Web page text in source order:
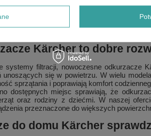
kurz, piasek, sierść czy rozlane ciecze. W
tapicerki, dywanów i wykładzin.
samochodu przy użyciu jednego
wyróżnia się łatwością obsługi,
Kärcher to dobre
systemy filtracji, nowoczesne odkurzacze
się w powietrzu. W wielu
sprzątania i poprawiają komfort
dostępnych miejsc sprawiają, że
oraz rodziny z dziećmi. W naszej
przeznaczone do większych
do domu Kärcher